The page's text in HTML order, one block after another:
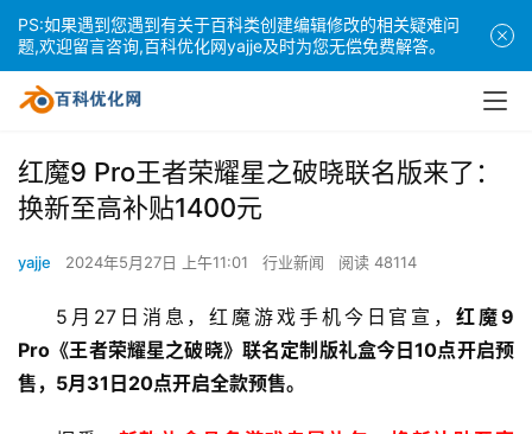
红魔9 Pro王者荣耀星之破晓联名版来了：
换新至高补贴1400元
yajje 2024年5月27日 上午11:01 行业新闻 阅读 48114
5月27日消息，红魔游戏手机今日官宣，红魔9
Pro《王者荣耀星之破晓》联名定制版礼盒今日10点开启预
售，5月31日20点开启全款预售。
PS:如果遇到您遇到有关于百科类创建编辑修改的相关疑难问
题,欢迎留言咨询,百科优化网yajje及时为您无偿免费解答。